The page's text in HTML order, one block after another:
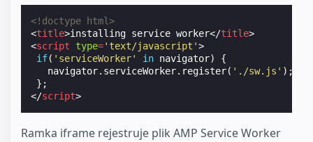
<!doctype html>
<title>installing service worker</title>
<script type='text/javascript'>
if( 'serviceWorker' in navigator)
{
navigator. serviceWorker. register( './sw.js' );
};
</script>
Ramka iframe rejestruje plik AMP Service Worker